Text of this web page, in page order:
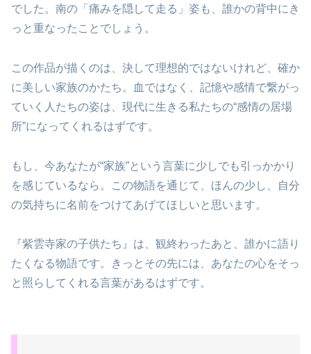
でした。南の「痛みを隠して走る」姿も、誰かの背中にき
っと重なったことでしょう。
この作品が描くのは、決して理想的ではないけれど、確か
に美しい家族のかたち。血ではなく、記憶や感情で繋がっ
ていく人たちの姿は、現代に生きる私たちの“感情の居場
所”になってくれるはずです。
もし、今あなたが“家族”という言葉に少しでも引っかかり
を感じているなら。この物語を通じて、ほんの少し、自分
の気持ちに名前をつけてあげてほしいと思います。
『紫雲寺家の子供たち』は、観終わったあと、誰かに語り
たくなる物語です。きっとその先には、あなたの心をそっ
と照らしてくれる言葉があるはずです。